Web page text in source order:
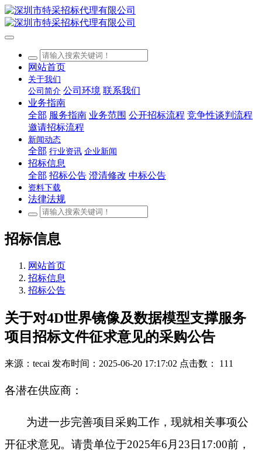
网站首页
关于我们
公司简介 公司环境 联系我们
业务指南
全部 服务指南 业务范围 公开招标流程 竞争性谈判流程
邀请招标流程
新闻动态
全部 行业资讯 企业新闻
招标信息
全部 招标公告 澄清修改 中标公告
资料下载
法律法规
招标信息
网站首页
招标信息
招标公告
关于对4D世界镜像及数据模型支撑服务
项目招标文件征求意见的采购公告
来源：tecai 发布时间：2025-06-20 17:17:02 点击数： 111
各潜在供应商：
为进一步完善项目采购工作，现就相关事项公
开征求意见。请贵单位于2025年6月23日17:00前，